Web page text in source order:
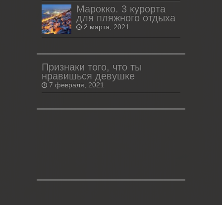
Марокко. 3 курорта
для пляжного отдыха
2 марта, 2021
Признаки того, что ты
нравишься девушке
7 февраля, 2021